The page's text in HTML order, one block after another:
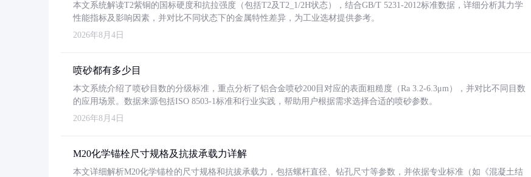
本文系统解读T2紫铜的国标硬度和抗拉强度（包括T2及T2_1/2H状态），结合GB/T 5231-2012标准数据，详细分析其力学
性能指标及影响因素，并对比不同状态下的金属特性差异，为工业选材提供参考。
2026年8月4日
喷砂都有多少目
本文系统介绍了喷砂目数的分级标准，重点分析了铝合金喷砂200目对应的表面粗糙度（Ra 3.2-6.3μm），并对比不同目数
的应用场景。数据来源包括ISO 8503-1标准和行业实践，帮助用户根据需求选择合适的喷砂参数。
2026年8月4日
M20化学锚栓尺寸规格及抗拔承载力详解
本文详细解析M20化学锚栓的尺寸规格和抗拔承载力，包括螺杆直径、钻孔尺寸等参数，并依据专业标准（如《混凝土结